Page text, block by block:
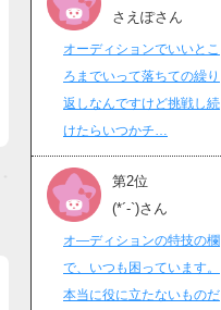
さえぽさん
オーディションでいいとこ
ろまでいって落ちての繰り
返しなんですけど挑戦し続
けたらいつかチ…
第2位
(*´-`)さん
オ―ディションの特技の欄
で、いつも困っています。
本当に役に立たないものだ